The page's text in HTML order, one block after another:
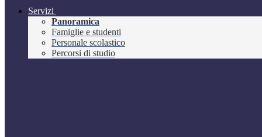
Servizi
Panoramica
Famiglie e studenti
Personale scolastico
Percorsi di studio